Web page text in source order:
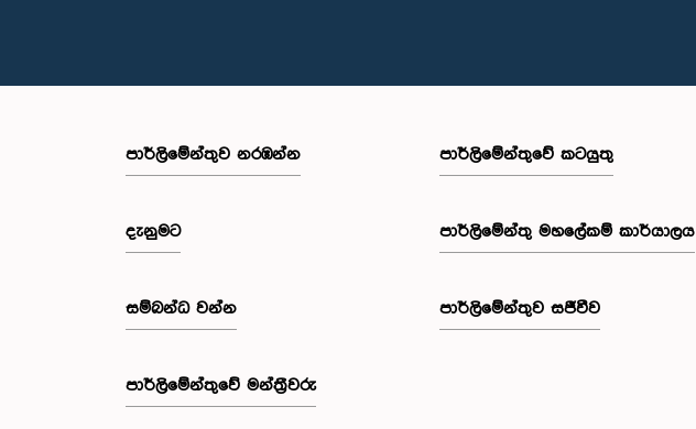
පාර්ලි‌මේන්තුව නරඹන්න
දැනුමට
සම්බන්ධ වන්න
පාර්ලි‌මේන්තුවේ මන්ත්‍රීවරු
පාර්ලිමේන්තුවේ කටයුතු
පාර්ලිමේන්තු මහලේකම් කාර්යාලය
පාර්ලිමේන්තුව සජීවීව